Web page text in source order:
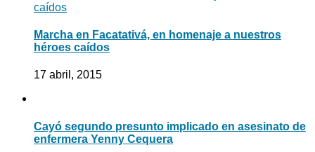
Marcha en Facatativá, en homenaje a nuestros
héroes caídos
17 abril, 2015
Cayó segundo presunto implicado en asesinato de
enfermera Yenny Cequera